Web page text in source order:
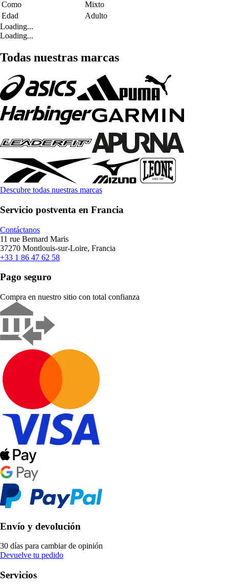
Como
Mixto
Edad
Adulto
Loading...
Loading...
Todas nuestras marcas
Descubre todas nuestras marcas
Servicio postventa en Francia
Contáctanos
11 rue Bernard Maris
37270 Montlouis-sur-Loire, Francia
+33 1 86 47 62 58
Pago seguro
Compra en nuestro sitio con total confianza
Envío y devolución
30 días para cambiar de opinión
Devuelve tu pedido
Servicios